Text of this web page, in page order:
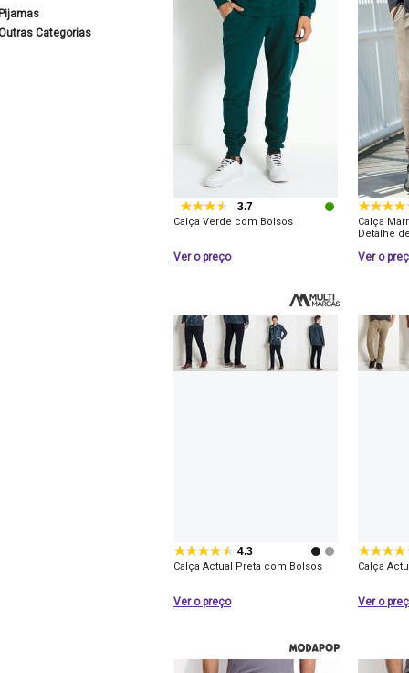
Categorias
3.7
Calça Verde com Bolsos
Ver o preço
Calça
Detalhe
Ver o
4.3
Calça Actual Preta com Bolsos
Ver o preço
Calça
Ver o